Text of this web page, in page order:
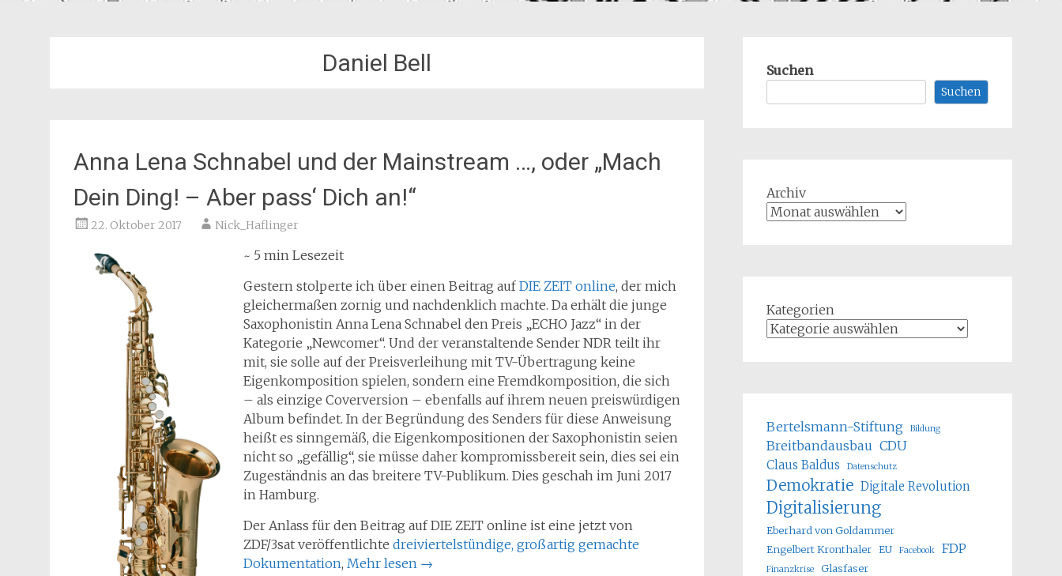
Daniel Bell
Anna Lena Schnabel und der Mainstream …, oder „Mach
Dein Ding! – Aber pass‘ Dich an!“
22. Oktober 2017 Nick_Haflinger
~ 5 min Lesezeit
Gestern stolperte ich über einen Beitrag aufDIE ZEIT online, der mich
gleichermaßen zornig und nachdenklich machte. Da erhält die junge
Saxophonistin Anna Lena Schnabel den Preis „ECHO Jazz“ in der
Kategorie „Newcomer“. Und der veranstaltende Sender NDR teilt ihr
mit, sie solle auf der Preisverleihung mit TV-Übertragung keine
Eigenkomposition spielen, sondern eine Fremdkomposition, die sich
– als einzige Coverversion – ebenfalls auf ihrem neuen preiswürdigen
Album befindet. In der Begründung des Senders für diese Anweisung
heißt es sinngemäß, die Eigenkompositionen der Saxophonistin seien
nicht so „gefällig“, sie müsse daher kompromissbereit sein, dies sei ein
Zugeständnis an das breitere TV-Publikum. Dies geschah im Juni 2017
in Hamburg.
Der Anlass für den Beitrag auf DIE ZEIT online ist eine jetzt von
ZDF/3sat veröffentlichte dreiviertelstündige, großartig gemachte
Dokumentation, Mehr lesen →
Suchen
Suchen
Archiv
Kategorien
Bertelsmann-Stiftung Bildung
Breitbandausbau CDU
Claus Baldus Datenschutz
Demokratie Digitale Revolution
Digitalisierung
Eberhard von Goldammer
Engelbert Kronthaler EU Facebook FDP
Finanzkrise Glasfaser